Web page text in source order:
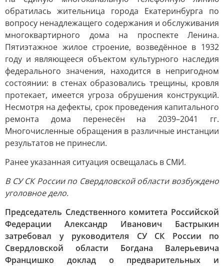
обратилась жительница города Екатеринбурга по
вопросу ненадлежащего содержания и обслуживания
многоквартирного дома на проспекте Ленина.
Пятиэтажное жилое строение, возведённое в 1932
году и являющееся объектом культурного наследия
федерального значения, находится в непригодном
состоянии: в стенах образовались трещины, кровля
протекает, имеется угроза обрушения конструкций.
Несмотря на дефекты, срок проведения капитального
ремонта дома перенесён на 2039–2041 гг.
Многочисленные обращения в различные инстанции
результатов не принесли.
Ранее указанная ситуация освещалась в СМИ.
В СУ СК России по Свердловской области возбуждено
уголовное дело.
Председатель Следственного комитета Российской
Федерации Александр Иванович Бастрыкин
затребовал у руководителя СУ СК России по
Свердловской области Богдана Валерьевича
Францишко доклад о предварительных и